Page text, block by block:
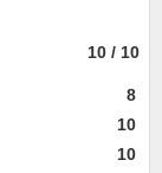
10 / 10
8
10
10